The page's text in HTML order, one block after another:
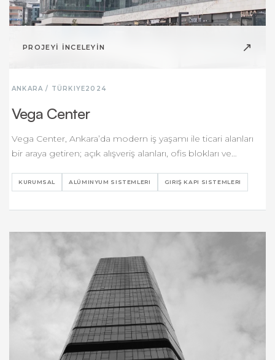
PROJEYİ İNCELEYİN ↗
ANKARA / TÜRKIYE2024
Vega Center
Vega Center, Ankara’da modern iş yaşamı ile ticari alanları
bir araya getiren; açık alışveriş alanları, ofis blokları ve…
KURUMSAL ALÜMINYUM SISTEMLERI GIRIŞ KAPI SISTEMLERI